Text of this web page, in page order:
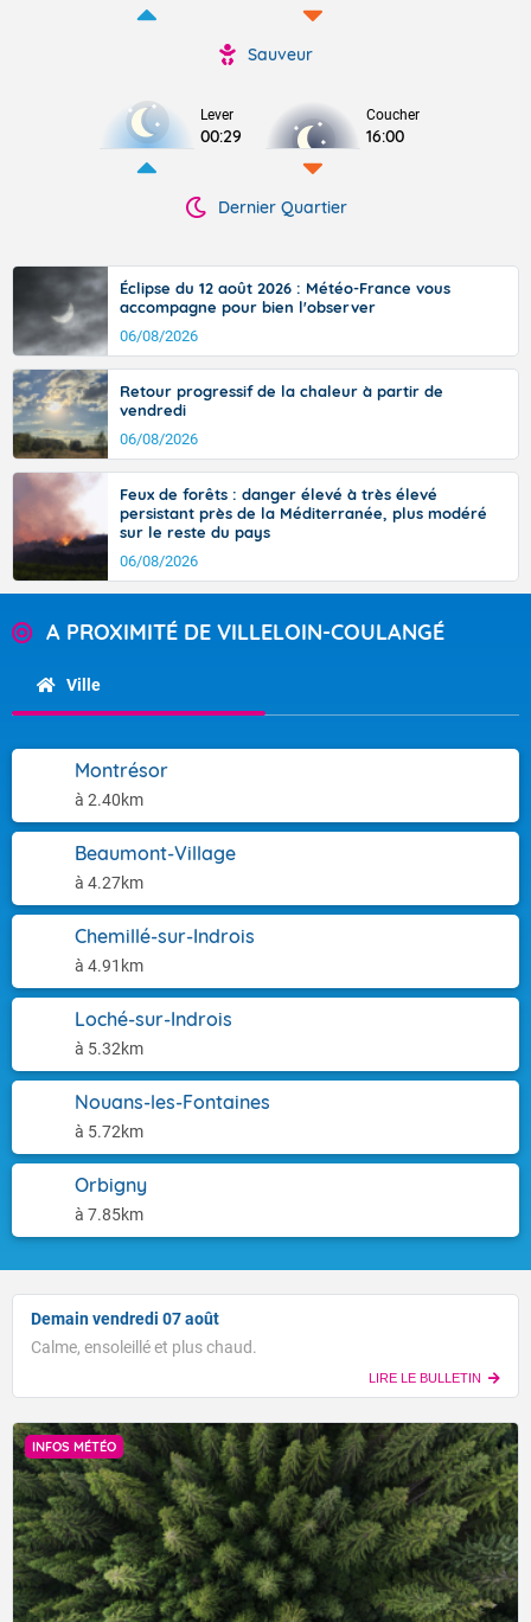
Sauveur
Lever
00:29
Coucher
16:00
Dernier Quartier
Éclipse du 12 août 2026 : Météo-France vous
accompagne pour bien l'observer
06/08/2026
Retour progressif de la chaleur à partir de
vendredi
06/08/2026
Feux de forêts : danger élevé à très élevé
persistant près de la Méditerranée, plus modéré
sur le reste du pays
06/08/2026
A PROXIMITÉ DE VILLELOIN-COULANGÉ
Ville
Montrésor
à 2.40km
Beaumont-Village
à 4.27km
Chemillé-sur-Indrois
à 4.91km
Loché-sur-Indrois
à 5.32km
Nouans-les-Fontaines
à 5.72km
Orbigny
à 7.85km
Demain vendredi 07 août
Calme, ensoleillé et plus chaud.
LIRE LE BULLETIN
INFOS MÉTÉO